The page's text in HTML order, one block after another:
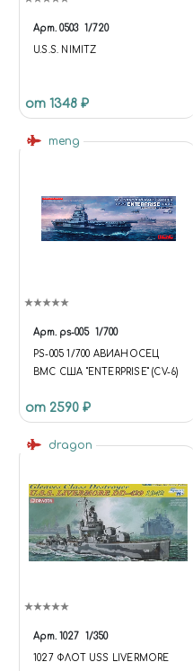
Арт. 0503 1/720
U.S.S. NIMITZ
от 1348 ₽
meng
Арт. ps-005 1/700
PS-005 1/700 АВИАНОСЕЦ
ВМС США "ENTERPRISE" (CV-6)
от 2590 ₽
dragon
Арт. 1027 1/350
1027 ФЛОТ USS LIVERMORE